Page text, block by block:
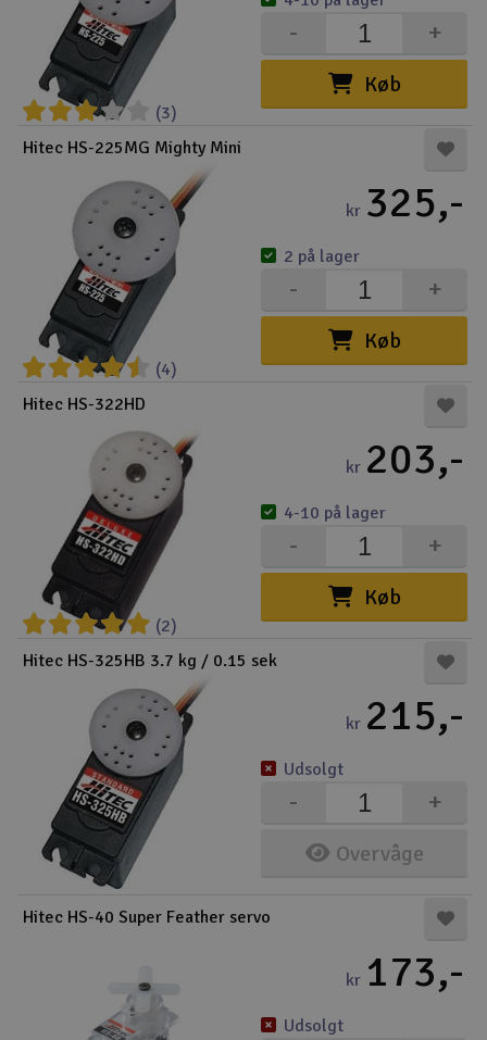
(3)
Køb
+
-
Hitec HS-225MG Mighty Mini
(4)
kr 325,-
Køb
+
-
2 på lager
Hitec HS-322HD
(2)
kr 203,-
Køb
+
-
4-10 på lager
Hitec HS-325HB 3.7 kg / 0.15 sek
kr 215,-
Overvåge
+
-
Udsolgt
Hitec HS-40 Super Feather servo
kr 173,-
Udsolgt